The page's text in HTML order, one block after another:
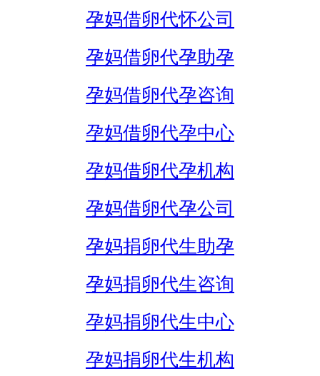
孕妈借卵代怀公司
孕妈借卵代孕助孕
孕妈借卵代孕咨询
孕妈借卵代孕中心
孕妈借卵代孕机构
孕妈借卵代孕公司
孕妈捐卵代生助孕
孕妈捐卵代生咨询
孕妈捐卵代生中心
孕妈捐卵代生机构